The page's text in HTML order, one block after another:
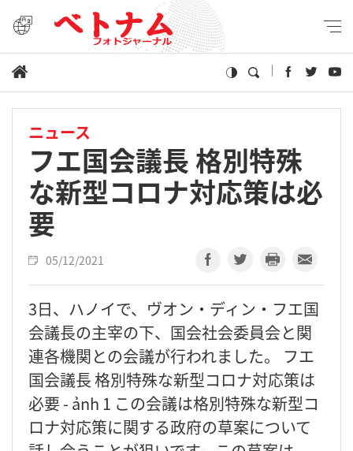
ニュース
フエ国会議長 格別特殊
な新型コロナ対応策は必
要
05/12/2021
3日、ハノイで、ヴオン・ディン・フエ国
会議長の主宰の下、国会社会委員会と関
連各機関との会議が行われました。 フエ
国会議長 格別特殊な新型コロナ対応策は
必要 - ảnh 1 この会議は格別特殊な新型コ
ロナ対応策に関する政府の草案について